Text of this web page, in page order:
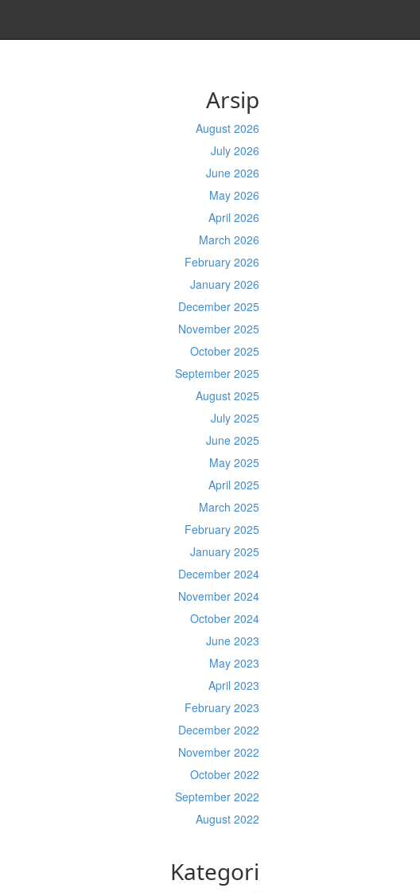
Arsip
August 2026
July 2026
June 2026
May 2026
April 2026
March 2026
February 2026
January 2026
December 2025
November 2025
October 2025
September 2025
August 2025
July 2025
June 2025
May 2025
April 2025
March 2025
February 2025
January 2025
December 2024
November 2024
October 2024
June 2023
May 2023
April 2023
February 2023
December 2022
November 2022
October 2022
September 2022
August 2022
Kategori